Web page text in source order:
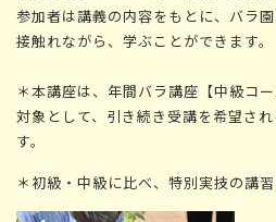
参加者は講義の内容をもとに、バラ
接触れながら、学ぶことができます。
＊本講座は、年間バラ講座【中級コ
対象として、引き続き受講を希望さ
す。
＊初級・中級に比べ、特別実技の講習